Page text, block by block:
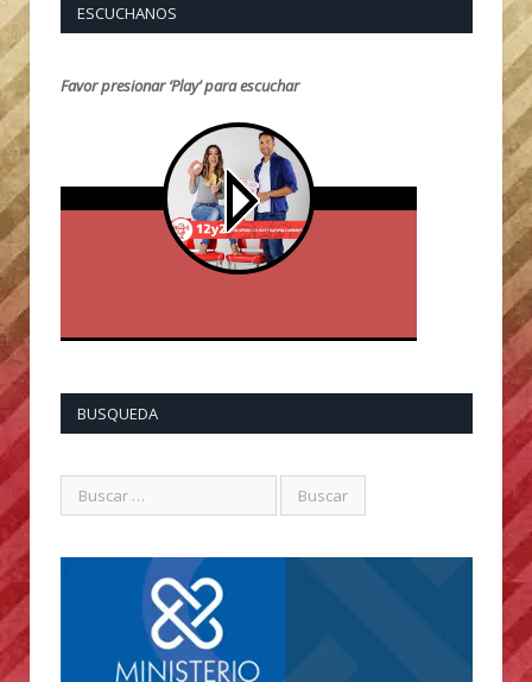
ESCUCHANOS
Favor presionar ‘Play’ para escuchar
BUSQUEDA